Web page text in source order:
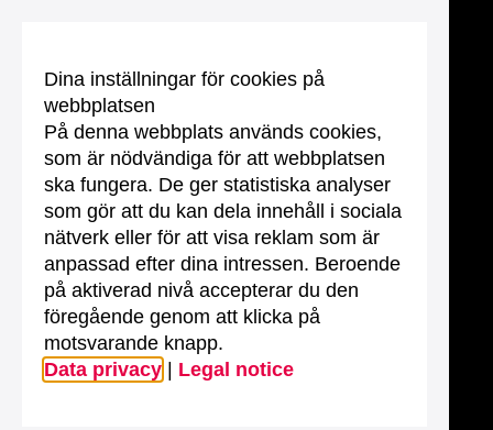
Dina inställningar för cookies på
webbplatsen
På denna webbplats används cookies,
som är nödvändiga för att webbplatsen
ska fungera. De ger statistiska analyser
som gör att du kan dela innehåll i sociala
nätverk eller för att visa reklam som är
anpassad efter dina intressen. Beroende
på aktiverad nivå accepterar du den
föregående genom att klicka på
motsvarande knapp.
Data privacy
Legal notice